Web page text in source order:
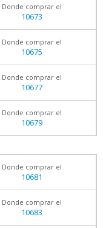
Donde comprar el
10673
Donde comprar el
10675
Donde comprar el
10677
Donde comprar el
10679
Donde comprar el
10681
Donde comprar el
10683